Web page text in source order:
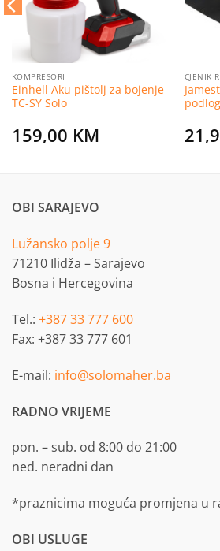
KOMPRESORI
Einhell Aku pištolj za bojenje
TC-SY Solo
159,00 KM
CJENIK
OBI SARAJEVO
Lužansko polje 9
71210 Ilidža – Sarajevo
Bosna i Hercegovina
Tel.: +387 33 777 600
Fax: +387 33 777 601
E-mail: info@solomaher.ba
RADNO VRIJEME
pon. – sub. od 8:00 do 21:00
ned. neradni dan
*praznicima moguća promjena u
OBI USLUGE